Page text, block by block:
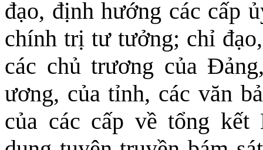
đạo, định hướng các cấp
chính trị tư tưởng; chỉ
các chủ trương của
ương, của tỉnh, các văn
của các cấp về tổng